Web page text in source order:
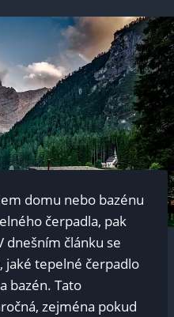
domu‍ nebo bazénu
⁣čerpadla, pak
⁤dnešním článku⁣ se
jaké​ tepelné čerpadlo
bazén. Tato
zejména pokud